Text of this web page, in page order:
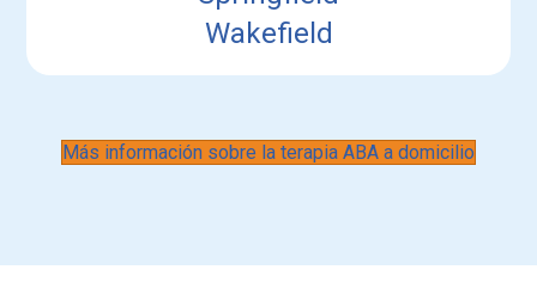
Wakefield
Más información sobre la terapia ABA a domicilio